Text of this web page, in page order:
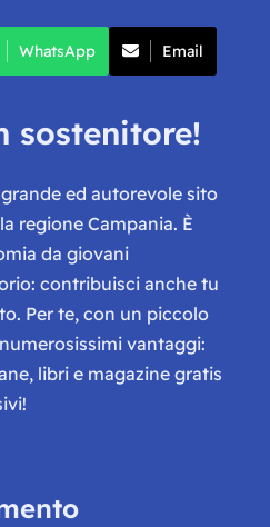
WhatsApp Email
sostenitore!
ed autorevole sito
regione Campania. È
da giovani
contribuisci anche tu
Per te, con un piccolo
vantaggi:
libri e magazine gratis